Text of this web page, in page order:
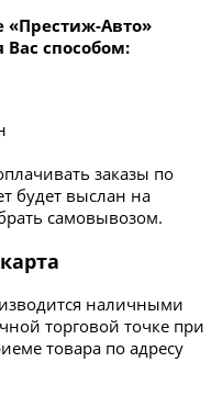
«Престиж-Авто»
способом:
заказы по
будет выслан на
самовывозом.
наличными
торговой точке при
товара по адресу